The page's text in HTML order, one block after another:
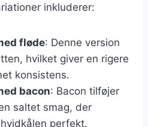
inkluderer:
fløde: Denne version
hvilket giver en rigere
konsistens.
bacon: Bacon tilføjer
saltet smag, der
perfekt.